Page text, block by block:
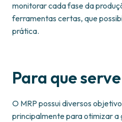
monitorar cada fase da
ferramentas certas, que
prática.
Para que
O MRP possui diversos
principalmente para otimizar a